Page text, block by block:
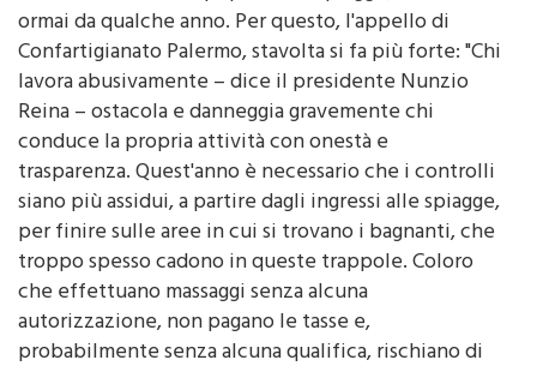
Confartigianato Palermo, stavolta si fa più forte: "Chi
lavora abusivamente – dice il presidente Nunzio
Reina – ostacola e danneggia gravemente chi
conduce la propria attività con onestà e
trasparenza. Quest'anno è necessario che i controlli
siano più assidui, a partire dagli ingressi alle spiagge,
per finire sulle aree in cui si trovano i bagnanti, che
troppo spesso cadono in queste trappole. Coloro
che effettuano massaggi senza alcuna
autorizzazione, non pagano le tasse e,
probabilmente senza alcuna qualifica, rischiano di
mettere a repentaglio la salute dei bagnanti, che si